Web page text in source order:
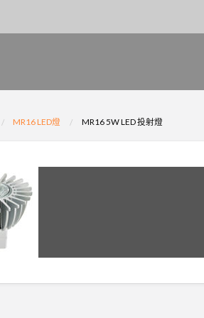
MR16 LED燈 MR16 5W LED 投射燈